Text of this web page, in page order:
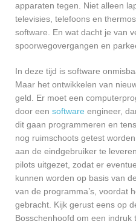
apparaten tegen. Niet alleen
televisies, telefoons en
software. En wat dacht je van
spoorwegovergangen en
In deze tijd is software
Maar het ontwikkelen van
geld. Er moet een
door een software engineer,
dit gaan programmeren en
nog ruimschoots getest
aan de eindgebruiker te
pilots uitgezet, zodat er
kunnen worden op basis van
van de programma’s, voordat
gebracht. Kijk gerust eens op
Bosschenhoofd om een indruk